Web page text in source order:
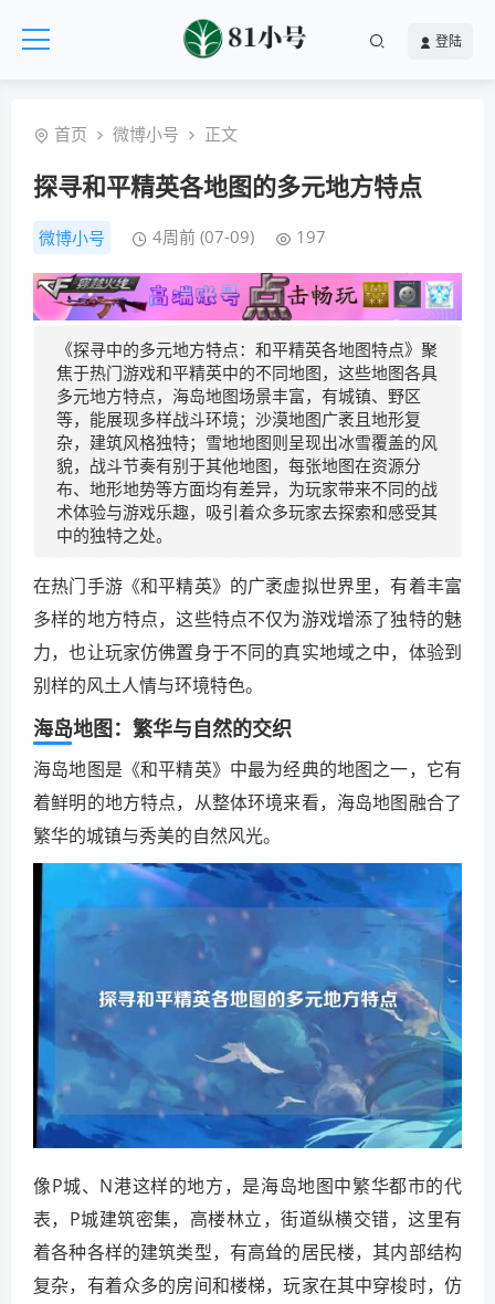
登陆
首页 微博小号 正文
探寻和平精英各地图的多元地方特点
微博小号 4周前 (07-09) 197
《探寻中的多元地方特点：和平精英各地图特点》聚
焦于热门游戏和平精英中的不同地图，这些地图各具
多元地方特点，海岛地图场景丰富，有城镇、野区
等，能展现多样战斗环境；沙漠地图广袤且地形复
杂，建筑风格独特；雪地地图则呈现出冰雪覆盖的风
貌，战斗节奏有别于其他地图，每张地图在资源分
布、地形地势等方面均有差异，为玩家带来不同的战
术体验与游戏乐趣，吸引着众多玩家去探索和感受其
中的独特之处。
在热门手游《和平精英》的广袤虚拟世界里，有着丰富
多样的地方特点，这些特点不仅为游戏增添了独特的魅
力，也让玩家仿佛置身于不同的真实地域之中，体验到
别样的风土人情与环境特色。
海岛地图：繁华与自然的交织
海岛地图是《和平精英》中最为经典的地图之一，它有
着鲜明的地方特点，从整体环境来看，海岛地图融合了
繁华的城镇与秀美的自然风光。
像P城、N港这样的地方，是海岛地图中繁华都市的代
表，P城建筑密集，高楼林立，街道纵横交错，这里有
着各种各样的建筑类型，有高耸的居民楼，其内部结构
复杂，有着众多的房间和楼梯，玩家在其中穿梭时，仿